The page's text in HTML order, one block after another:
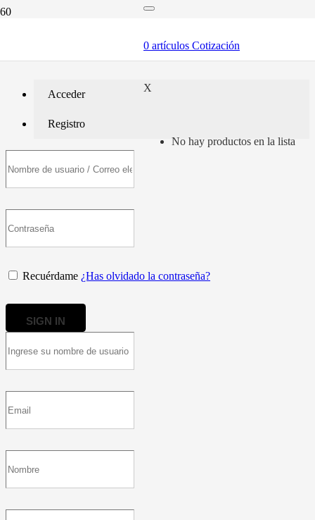
0 artículos Cotización
X
No hay productos en la lista
Detalles de la cuenta
Acceder
Registro
Recuérdame ¿Has olvidado la contraseña?
SIGN IN